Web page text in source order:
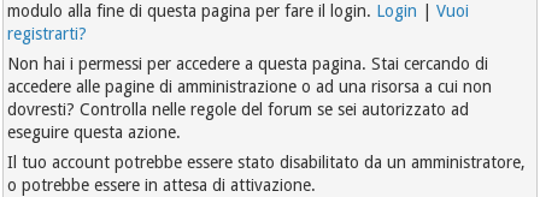
modulo alla fine di questa pagina per fare il login. Login |Vuoi
registrarti?
Non hai i permessi per accedere a questa pagina. Stai cercando di
accedere alle pagine di amministrazione o ad una risorsa a cui non
dovresti? Controlla nelle regole del forum se sei autorizzato ad
eseguire questa azione.
Il tuo account potrebbe essere stato disabilitato da un amministratore,
o potrebbe essere in attesa di attivazione.